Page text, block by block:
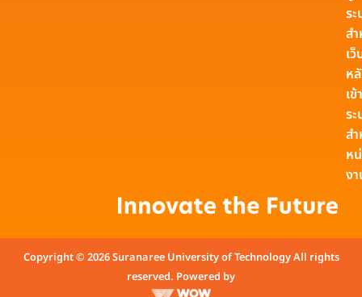
ร
ส
เ
ห
เข้
ร
ส
ห
ง
Copyright © 2026 Suranaree University of Technology All rights
reserved. Powered by